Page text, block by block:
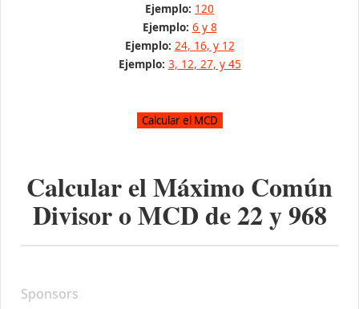
Ejemplo: 120
Ejemplo: 6 y 8
Ejemplo: 24, 16, y 12
Ejemplo: 3, 12, 27, y 45
Calcular el Máximo Común
Divisor o MCD de22y968
Sponsors